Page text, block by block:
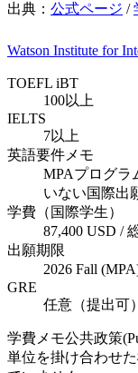
出典： 公式ページ /
Watson Institute for
TOEFL iBT
100以上
IELTS
7以上
英語要件メモ
MPAプログラ
いない国際出
学費（国際学生）
87,400 USD /
出願期限
2026 Fall
GRE
任意（提出可）
学費メモ公共政策
単位を掛け合わせ